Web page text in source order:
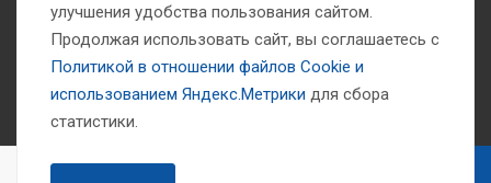
1993-2026 © Компания «Контуртерм» — инженерно-торговый центр
улучшения удобства пользования сайтом.
Продолжая использовать сайт, вы соглашаетесь с
Политикой в отношении файлов Сookie и
использованием Яндекс.Метрики для сбора
статистики.